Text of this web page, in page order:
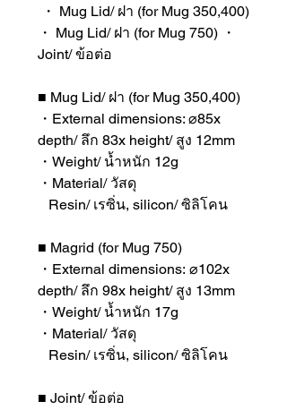
・ Mug Lid/ ฝา (for Mug 350,400)
・ Mug Lid/ ฝา (for Mug 750) ・
Joint/ ข้อต่อ
■ Mug Lid/ ฝา (for Mug 350,400)
・External dimensions: ⌀85x
depth/ ลึก 83x height/ สูง 12mm
・Weight/ น้ำหนัก 12g
・Material/ วัสดุ
Resin/ เรซิ่น, silicon/ ซิลิโคน
■ Magrid (for Mug 750)
・External dimensions: ⌀102x
depth/ ลึก 98x height/ สูง 13mm
・Weight/ น้ำหนัก 17g
・Material/ วัสดุ
Resin/ เรซิ่น, silicon/ ซิลิโคน
■ Joint/ ข้อต่อ